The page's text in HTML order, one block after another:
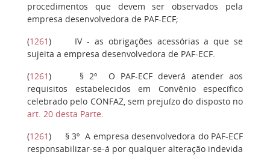
procedimentos que devem ser observados pela
empresa desenvolvedora de PAF-ECF;
(1261) IV- as obrigações acessórias a que se
sujeita a empresa desenvolvedora de PAF-ECF.
(1261) § 2º O PAF-ECF deverá atender aos
requisitos estabelecidos em Convênio específico
celebrado pelo CONFAZ, sem prejuízo do disposto no
art. 20 desta Parte.
(1261) § 3º A empresa desenvolvedora do PAF-ECF
responsabilizar-se-á por qualquer alteração indevida